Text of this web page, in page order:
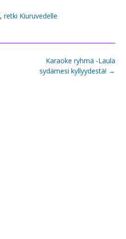
, retki Kiuruvedelle
Karaoke ryhmä -Laula
sydämesi kyllyydestä! →